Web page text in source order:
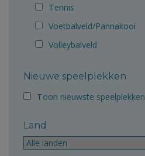
Tennis
Voetbalveld/Pannakooi
Volleybalveld
Nieuwe speelplekken
Toon nieuwste speelplekken
Land